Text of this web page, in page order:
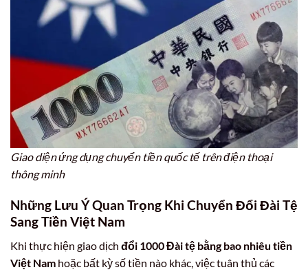
Giao diện ứng dụng chuyển tiền quốc tế trên điện thoại
thông minh
Những Lưu Ý Quan Trọng Khi Chuyển Đổi Đài Tệ
Sang Tiền Việt Nam
Khi thực hiện giao dịch đổi 1000 Đài tệ bằng bao nhiêu tiền
Việt Nam hoặc bất kỳ số tiền nào khác, việc tuân thủ các